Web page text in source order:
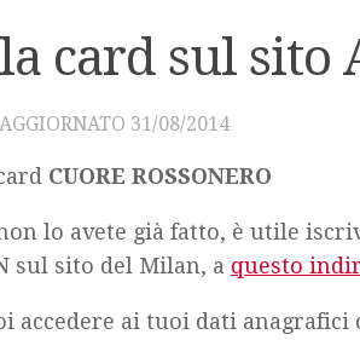
card sul sito
AGGIORNATO 31/08/2014
CUORE ROSSONERO
lo avete già fatto, è utile
sul sito del Milan, a questo
accedere ai tuoi dati